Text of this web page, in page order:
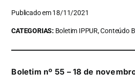
Publicado em 18/11/2021
CATEGORIAS: Boletim IPPUR, Conteúdo
Boletim nº 55 – 18 de